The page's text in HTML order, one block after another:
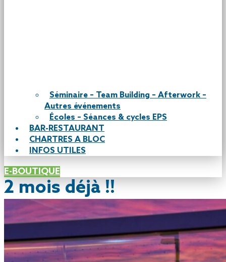
Séminaire – Team Building – Afterwork –
Autres événements
Écoles – Séances & cycles EPS
BAR-RESTAURANT
CHARTRES A BLOC
INFOS UTILES
E-BOUTIQUE
2 mois déjà !!